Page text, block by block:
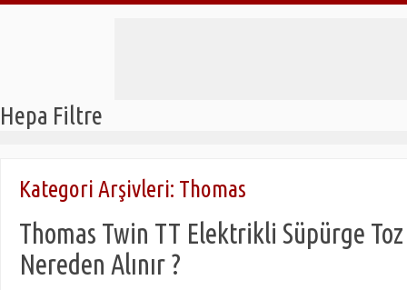
Hepa Filtre
Kategori Arşivleri: Thomas
Thomas Twin TT Elektrikli Süpürge Toz
Nereden Alınır ?